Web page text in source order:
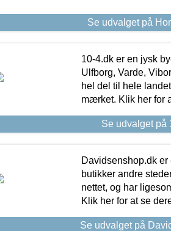
Se udvalget på
10-4.dk er en jysk
Ulfborg, Varde,
hel del til hele
mærket. Klik her for
Se udvalget på
Davidsenshop.dk
butikker andre
nettet, og har
Klik her for at se
Se udvalget på